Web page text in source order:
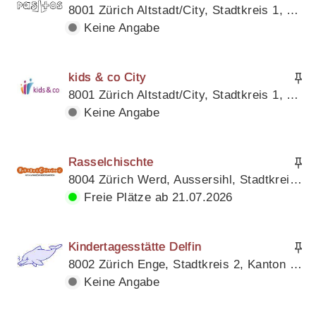
8001 Zürich Altstadt/City, Stadtkreis 1, Kanton Zürich
Keine Angabe
kids & co City
8001 Zürich Altstadt/City, Stadtkreis 1, Kanton Zürich
Keine Angabe
Rasselchischte
8004 Zürich Werd, Aussersihl, Stadtkreis 4, Kanton Zürich
Freie Plätze ab 21.07.2026
Kindertagesstätte Delfin
8002 Zürich Enge, Stadtkreis 2, Kanton Zürich
Keine Angabe